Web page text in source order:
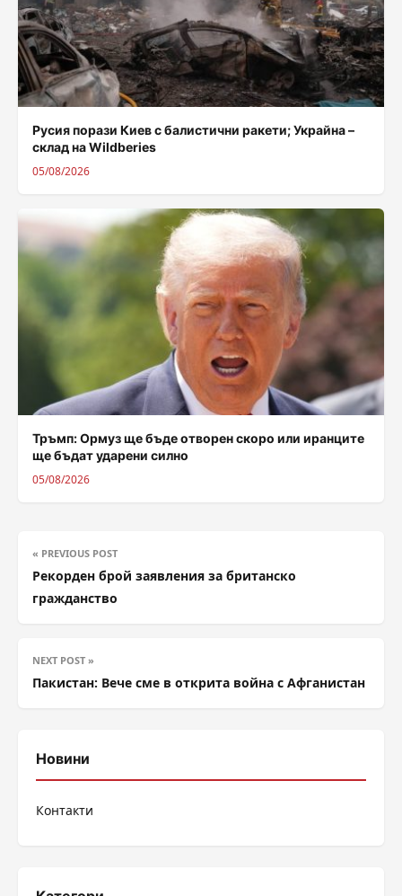
Русия порази Киев с балистични ракети; Украйна –
склад на Wildberies
05/08/2026
Тръмп: Ормуз ще бъде отворен скоро или иранците
ще бъдат ударени силно
05/08/2026
« PREVIOUS POST
Рекорден брой заявления за британско
гражданство
NEXT POST »
Пакистан: Вече сме в открита война с Афганистан
Новини
Контакти